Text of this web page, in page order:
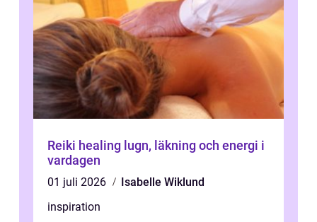
Reiki healing lugn, läkning och energi i
vardagen
01 juli 2026
Isabelle Wiklund
inspiration